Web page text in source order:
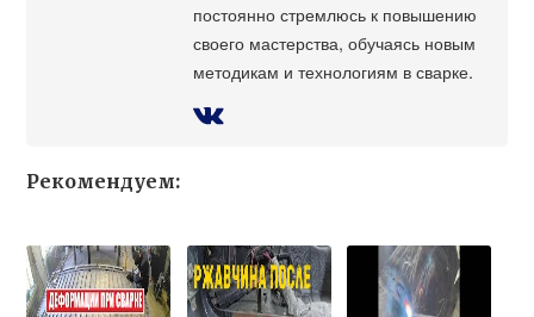
постоянно стремлюсь к повышению
своего мастерства, обучаясь новым
методикам и технологиям в сварке.
Рекомендуем: